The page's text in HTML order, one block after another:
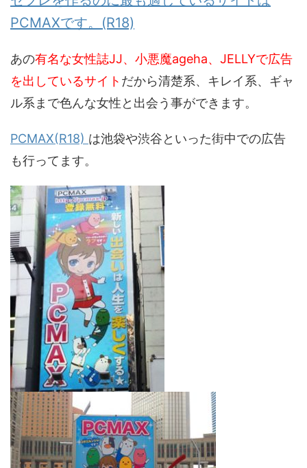
PCMAXです。(R18)
あの有名な女性誌JJ、小悪魔ageha、JELLYで広告
を出しているサイト だから清楚系、キレイ系、ギャ
ル系まで色んな女性と出会う事ができます。
PCMAX(R18) は池袋や渋谷といった街中での広告
も行ってます。